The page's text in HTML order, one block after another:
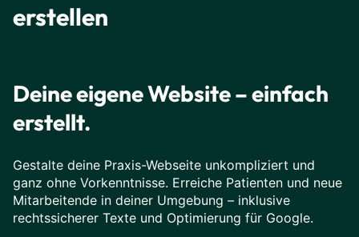
erstellen
Deine eigene Website – einfach
erstellt.
Gestalte deine Praxis-Webseite unkompliziert und
ganz ohne Vorkenntnisse. Erreiche Patienten und neue
Mitarbeitende in deiner Umgebung – inklusive
rechtssicherer Texte und Optimierung für Google.